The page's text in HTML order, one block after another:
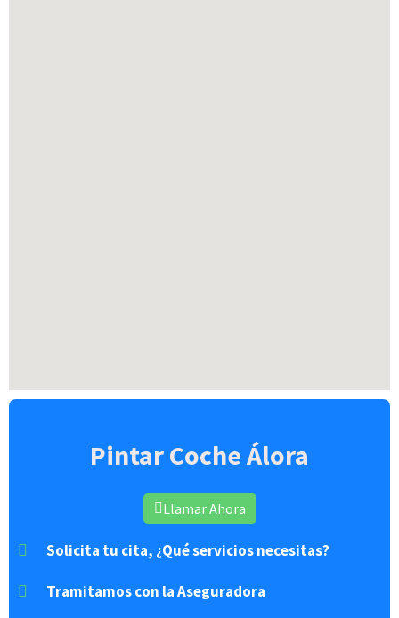
Pintar Coche Álora
Llamar Ahora
Solicita tu cita, ¿Qué servicios necesitas?
Tramitamos con la Aseguradora